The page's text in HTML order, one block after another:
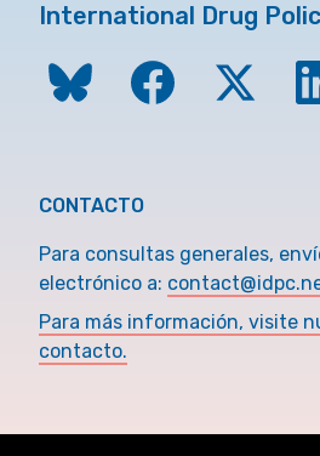
International Drug
CONTACTO
Para consultas generales,
electrónico a:
Para más información, visite
contacto.